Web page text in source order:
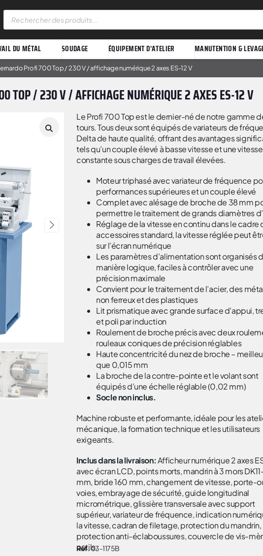
DU MÉTAL SOUDAGE ÉQUIPEMENT D'ATELIER MANUTENTION &
Profi 700 Top / 230 V / affichage numérique 2 axes ES-12 V
TOP / 230 V / AFFICHAGE NUMÉRIQUE 2 AXES ES-12 V
Le Profi 700 Top est le dernier-né de notre gamme
tours. Tous deux sont équipés de variateurs de
Delta de haute qualité, offrant des avantages
tels qu’un couple élevé à basse vitesse et une
constante sous charges de travail élevées.
Moteur triphasé avec variateur de fréquence
performances supérieures et un couple élevé
Complet avec alésage de broche de 38 mm
permettre le traitement de grands diamètres
Réglage de la vitesse en continu dans le cadre
accessoires standard, la vitesse réglée peut
sur l’écran numérique
Les paramètres d’alimentation sont organisés
manière logique, faciles à contrôler avec une
précision maximale
Convient pour le traitement de l’acier, des
non ferreux et des plastiques
Lit prismatique avec grande surface d’appui,
et poli par induction
Roulement de broche précis avec deux
rouleaux coniques de précision réglables
Haute concentricité du nez de broche –
que 0,015 mm
La broche de la contre-pointe et le volant sont
équipés d’une échelle réglable (0,02 mm)
Socle non inclus.
Machine robuste et performante, idéale pour les
mécanique, la formation technique et les utilisateurs
exigeants.
Inclus dans la livraison:Afficheur numérique 2 axes
avec écran LCD, points morts, mandrin à 3 mors
mm, bride 160 mm, changement de vitesse, porte-
voies, embrayage de sécurité, guide longitudinal
micrométrique, glissière transversale avec support
supérieur, variateur de fréquence, indication
la vitesse, cadran de filetage, protection du mandrin,
protection anti-éclaboussures, couvercle de vis-
outils.
Réf.03-1175B